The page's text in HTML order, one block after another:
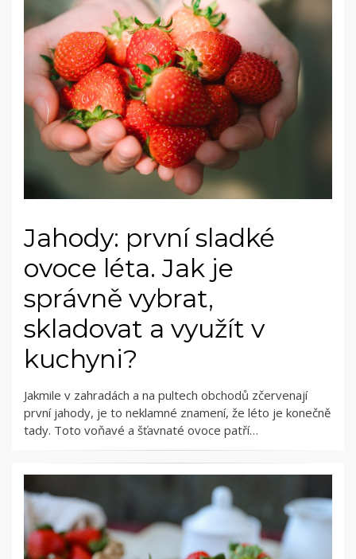
Jahody: první sladké
ovoce léta. Jak je
správně vybrat,
skladovat a využít v
kuchyni?
Jakmile v zahradách a na pultech obchodů zčervenají
první jahody, je to neklamné znamení, že léto je konečně
tady. Toto voňavé a šťavnaté ovoce patří…